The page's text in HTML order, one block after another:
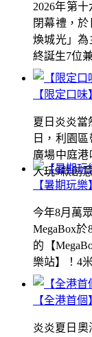
【限定口
夏日炎炎當
日，利園
廣場中庭港
大玩9款創
【全港首
炎炎夏日奧
2026年第
閉幕禮，
煥城光」為
終誕生7位
【暑期玩
今年8月萬
MegaBox
的【
樂站】！4